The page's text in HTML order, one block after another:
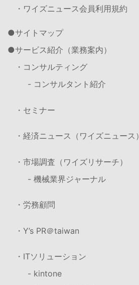
・ワイズニュース会員利用規約
サイトマップ
サービス紹介（業務案内）
・コンサルティング
- コンサルタント紹介
・セミナー
・経済ニュース（ワイズニュース）
・市場調査（ワイズリサーチ）
- 機械業界ジャーナル
・労務顧問
・Y’s PR＠taiwan
・ITソリューション
- kintone